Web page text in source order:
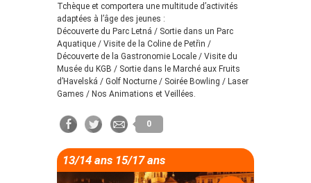
Tchèque et comportera une multitude d’activités
adaptées à l’âge des jeunes :
Découverte du Parc Letná / Sortie dans un Parc
Aquatique / Visite de la Coline de Petřin /
Découverte de la Gastronomie Locale / Visite du
Musée du KGB / Sortie dans le Marché aux Fruits
d’Havelská / Golf Nocturne / Soirée Bowling / Laser
Games / Nos Animations et Veillées.
0
13/14 ans 15/17 ans